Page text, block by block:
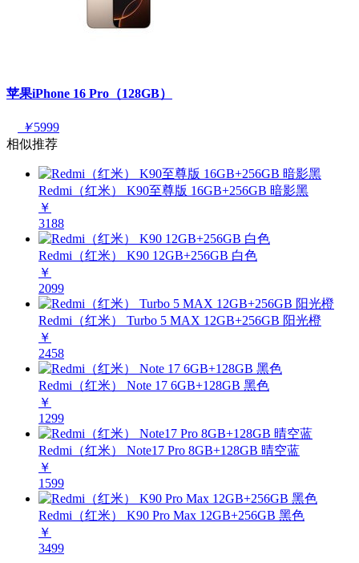
苹果iPhone 16 Pro（128GB）
￥5999
相似推荐
Redmi（红米） K90至尊版 16GB+256GB 暗影黑
￥
3188
Redmi（红米） K90 12GB+256GB 白色
￥
2099
Redmi（红米） Turbo 5 MAX 12GB+256GB 阳光橙
￥
2458
Redmi（红米） Note 17 6GB+128GB 黑色
￥
1299
Redmi（红米） Note17 Pro 8GB+128GB 晴空蓝
￥
1599
Redmi（红米） K90 Pro Max 12GB+256GB 黑色
￥
3499